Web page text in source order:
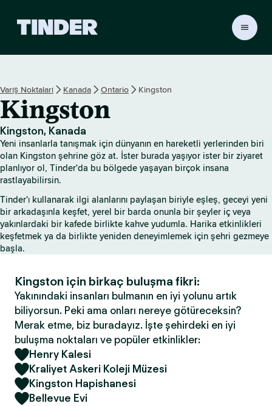
r
A
n
S
a
y
Varış Noktaları Kanada Ontario Kingston
Kingston
Kingston, Kanada
Yeni insanlarla tanışmak için dünyanın en hareketli yerlerinden biri
olan Kingston şehrine göz at. İster burada yaşıyor ister bir ziyaret
planlıyor ol, Tinder'da bu bölgede yaşayan birçok insana
rastlayabilirsin.
Tinder'ı kullanarak ilgi alanlarını paylaşan biriyle eşleş, geceyi yeni
bir arkadaşınla keşfet, yerel bir barda onunla bir şeyler iç veya
yakınlardaki bir kafede birlikte kahve yudumla. Harika etkinlikleri
keşfetmek ya da birlikte yeniden deneyimlemek için şehri gezmeye
başla.
Kingston için birkaç buluşma fikri:
Yakınındaki insanları bulmanın en iyi yolunu artık
biliyorsun. Peki ama onları nereye götüreceksin?
Merak etme, biz buradayız. İşte şehirdeki en iyi
buluşma noktaları ve popüler etkinlikler:
Henry Kalesi
Kraliyet Askeri Koleji Müzesi
Kingston Hapishanesi
Bellevue Evi